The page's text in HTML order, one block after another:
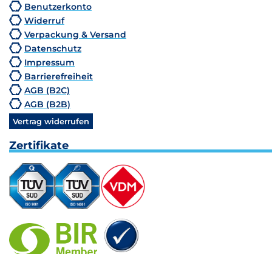
Benutzerkonto
Widerruf
Verpackung & Versand
Datenschutz
Impressum
Barrierefreiheit
AGB (B2C)
AGB (B2B)
Vertrag widerrufen
Zertifikate